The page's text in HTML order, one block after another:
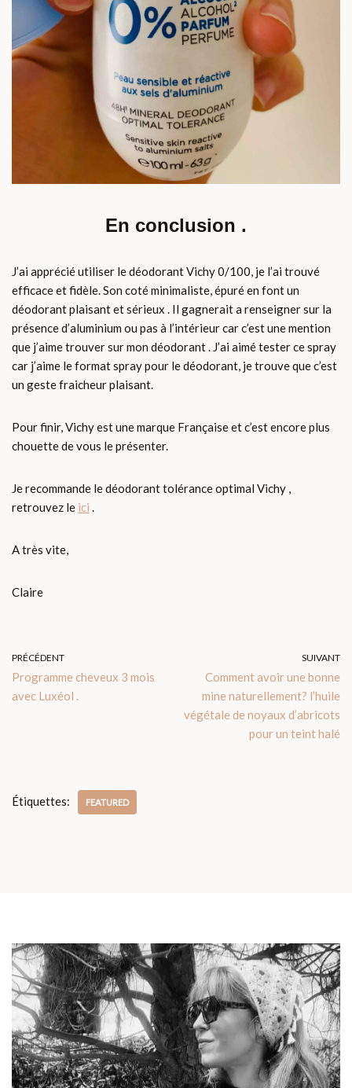
En conclusion .
J’ai apprécié utiliser le déodorant Vichy 0/100, je l’ai trouvé
efficace et fidèle. Son coté minimaliste, épuré en font un
déodorant plaisant et sérieux . Il gagnerait a renseigner sur la
présence d’aluminium ou pas à l’intérieur car c’est une mention
que j’aime trouver sur mon déodorant . J’ai aimé tester ce spray
car j’aime le format spray pour le déodorant, je trouve que c’est
un geste fraicheur plaisant.
Pour finir, Vichy est une marque Française et c’est encore plus
chouette de vous le présenter.
Je recommande le déodorant tolérance optimal Vichy ,
retrouvez le ici .
A très vite,
Claire
PRÉCÉDENT
Programme cheveux 3 mois
avec Luxéol .
SUIVANT
Comment avoir une bonne
mine naturellement? l’huile
végétale de noyaux d’abricots
pour un teint halé
Étiquettes: FEATURED